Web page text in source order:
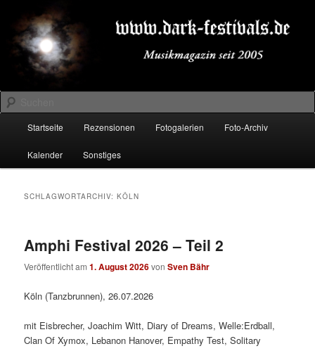
primären
Inhalt
springen
sekundären
Inhalt
springenDARK-FESTIVALS.DE
Suchen
Startseite Rezensionen Fotogalerien Foto-Archiv
Kalender Sonstiges
SCHLAGWORTARCHIV:KÖLN
Amphi Festival 2026 – Teil 2
Veröffentlicht am1. August 2026vonSven Bähr
Köln (Tanzbrunnen), 26.07.2026
mit Eisbrecher, Joachim Witt, Diary of Dreams, Welle:Erdball,
Clan Of Xymox, Lebanon Hanover, Empathy Test, Solitary